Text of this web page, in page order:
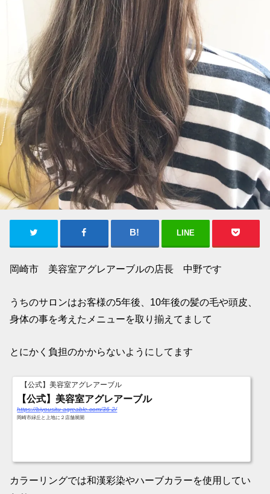
LINE
岡崎市 美容室アグレアーブルの店長 中野です
うちのサロンはお客様の5年後、10年後の髪の毛や頭皮、
身体の事を考えたメニューを取り揃えてまして
とにかく負担のかからないようにしてます
【公式】美容室アグレアーブル
【公式】美容室アグレアーブル
https://biyousitu-agreable.com/36-2/
岡崎市緑丘と上地に２店舗展開
カラーリングでは和漢彩染やハーブカラーを使用してい